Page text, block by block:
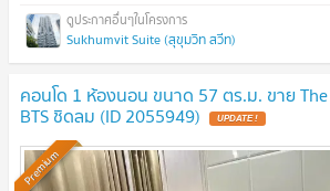
Sukhumvit Suite (สุขุมวิท สวีท)
คอนโด 1 ห้องนอน ขนาด 57 ตร.ม. ขาย
BTS ชิดลม (ID 2055949)
Premium